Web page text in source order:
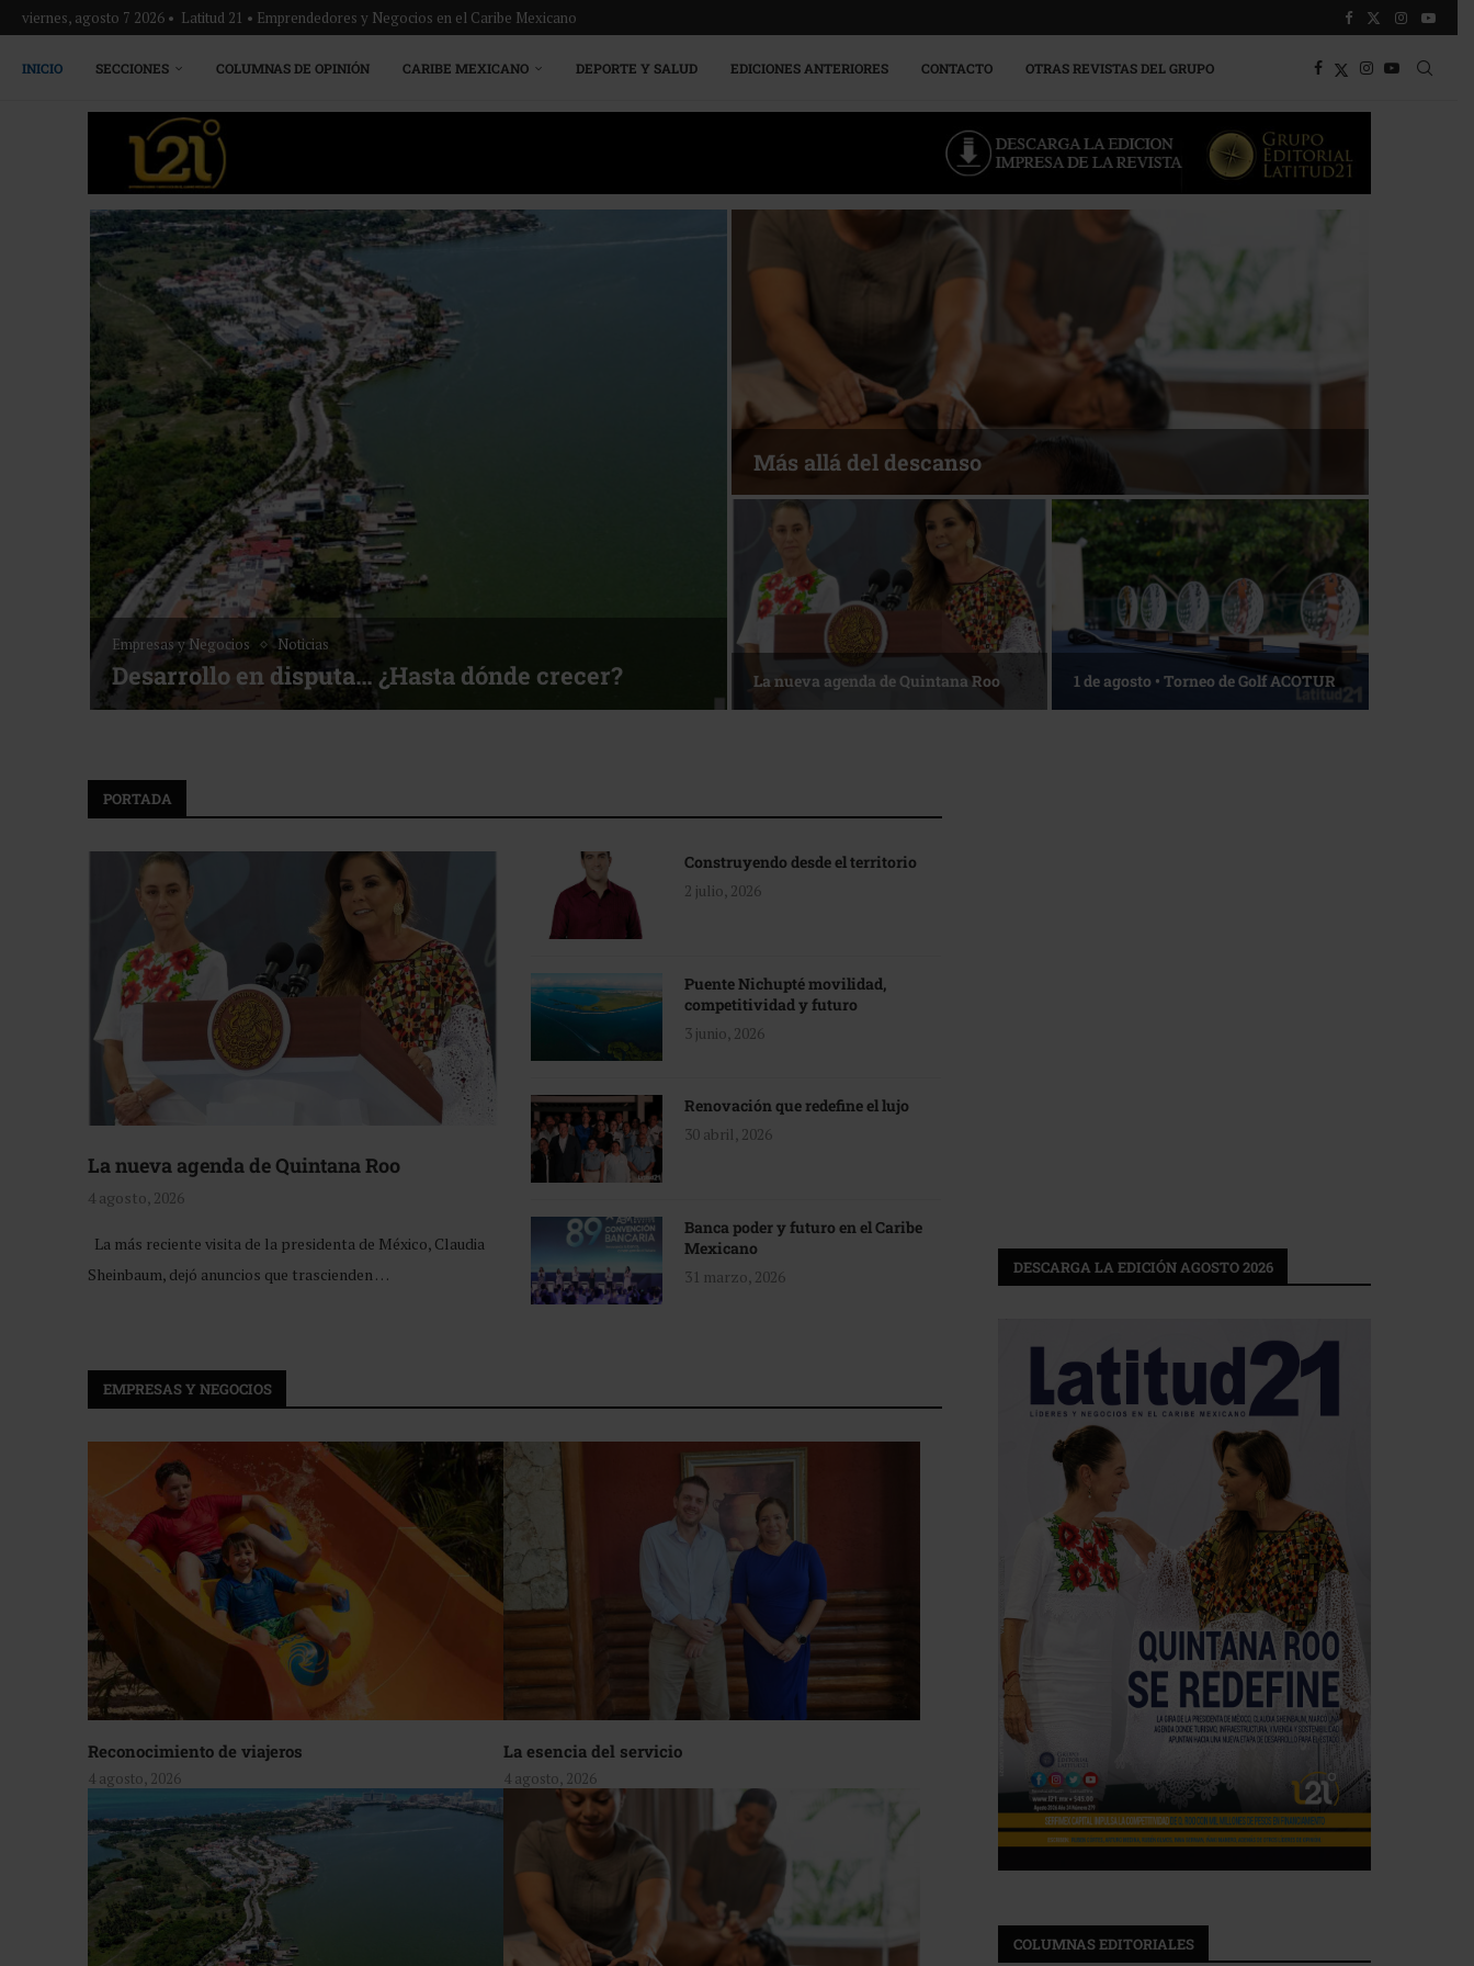
viernes, agosto 7 2026 • Latitud 21 • Emprendedores y Negocios en el Caribe Mexicano
INICIO SECCIONES COLUMNAS DE OPINIÓN CARIBE MEXICANO DEPORTE Y SALUD EDICIONES ANTERIORES CONTACTO OTRAS REVISTAS DEL GRUPO
Empresas y Negocios Noticias
Desarrollo en disputa… ¿Hasta dónde crecer?
Más allá del descanso
La nueva agenda de Quintana Roo 1 de agosto • Torneo de Golf ACOTUR
PORTADA
La nueva agenda de Quintana Roo
4 agosto, 2026
La más reciente visita de la presidenta de México, Claudia
Sheinbaum, dejó anuncios que trascienden …
Construyendo desde el territorio
2 julio, 2026
Puente Nichupté movilidad,
competitividad y futuro
3 junio, 2026
Renovación que redefine el lujo
30 abril, 2026
Banca poder y futuro en el Caribe
Mexicano
31 marzo, 2026
EMPRESAS Y NEGOCIOS
Reconocimiento de viajeros
4 agosto, 2026
La esencia del servicio
4 agosto, 2026
DESCARGA LA EDICIÓN AGOSTO 2026
COLUMNAS EDITORIALES